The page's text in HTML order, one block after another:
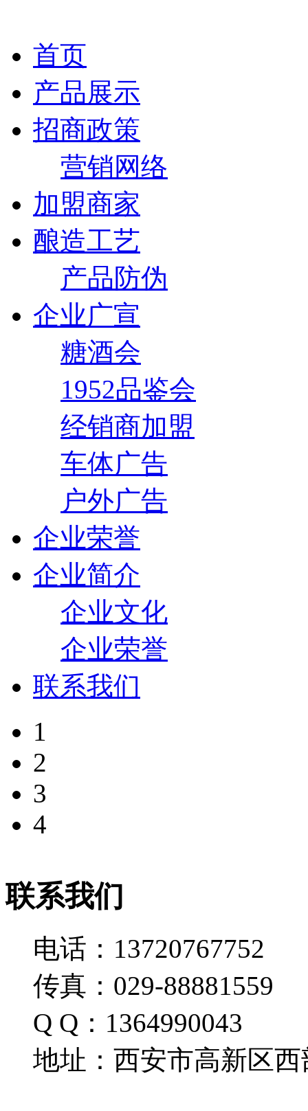
首页
产品展示
招商政策
营销网络
加盟商家
酿造工艺
产品防伪
企业广宣
糖酒会
1952品鉴会
经销商加盟
车体广告
户外广告
企业荣誉
企业简介
企业文化
企业荣誉
联系我们
1
2
3
4
联系我们
电话：13720767752
传真：029-88881559
Q Q：1364990043
地址：西安市高新区西